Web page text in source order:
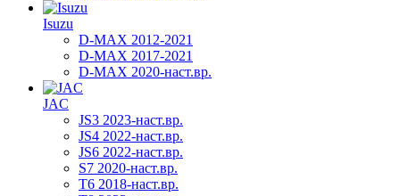
Isuzu
D-MAX 2012-2021
D-MAX 2017-2021
D-MAX 2020-наст.вр.
JAC
JS3 2023-наст.вр.
JS4 2022-наст.вр.
JS6 2022-наст.вр.
S7 2020-наст.вр.
T6 2018-наст.вр.